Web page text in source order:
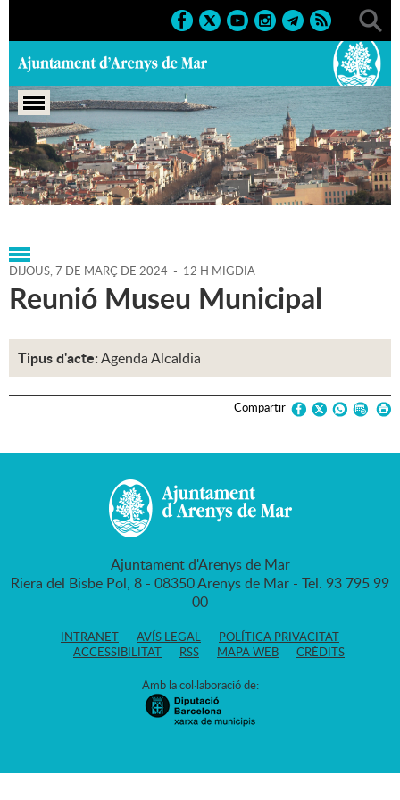
Portada > Regidories > Alcaldia > Agenda > Agenda
Alcaldia > 07-03-2024
DIJOUS,7 DE MARÇ DE 2024 - 12 H MIGDIA
Reunió Museu Municipal
Tipus d'acte:Agenda Alcaldia
Compartir
Ajuntament d'Arenys de Mar
Riera del Bisbe Pol, 8 - 08350 Arenys de Mar - Tel. 93 795 99
00
INTRANET AVÍS LEGAL
POLÍTICA PRIVACITAT
ACCESSIBILITAT
RSS MAPA WEB CRÈDITS
Amb la col·laboració de: